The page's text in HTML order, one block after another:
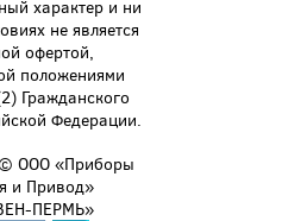
характер и ни
не является
офертой,
положениями
Гражданского
Федерации.
ООО «Приборы
и Привод»
ПЕРМЬ»